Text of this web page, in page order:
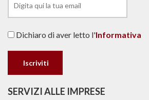
Dichiaro di aver letto l'Informativa
SERVIZI ALLE IMPRESE